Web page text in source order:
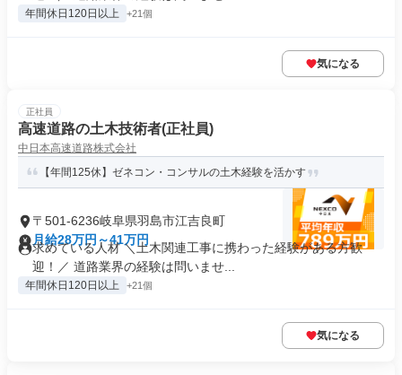
年間休日120日以上 +21個
気になる
正社員
高速道路の土木技術者(正社員)
中日本高速道路株式会社
【年間125休】ゼネコン・コンサルの土木経験を活かす
〒501-6236岐阜県羽島市江吉良町
月給28万円～41万円
求めている人材 ＼土木関連工事に携わった経験がある方歓
迎！／ 道路業界の経験は問いませ...
年間休日120日以上 +21個
気になる